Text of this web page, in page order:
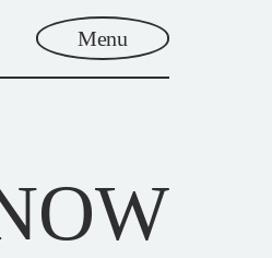
Menu